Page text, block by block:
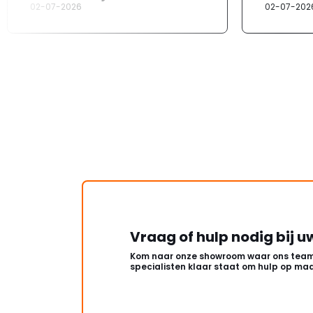
02-07-2026 02-07-
Vraag of hulp nodig bij
Kom naar onze showroom waar ons
specialisten klaar staat om hulp op